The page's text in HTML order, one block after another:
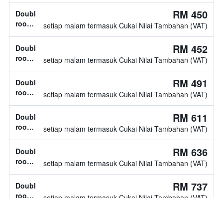
katil
tidak
diketahui
Double
room,
katil
tidak
diketahui
RM 450
setiap malam termasuk Cukai Nilai Tambahan (VAT)
Double
room,
katil
tidak
diketahui
RM 452
setiap malam termasuk Cukai Nilai Tambahan (VAT)
Double
room,
katil
tidak
diketahui
RM 491
setiap malam termasuk Cukai Nilai Tambahan (VAT)
Double
room,
katil
double
RM 611
setiap malam termasuk Cukai Nilai Tambahan (VAT)
Double
room,
katil
tidak
RM 636
setiap malam termasuk Cukai Nilai Tambahan (VAT)
Double
room,
RM 737